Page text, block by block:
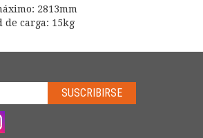
2813mm
de carga: 15kg
SUSCRIBIRSE